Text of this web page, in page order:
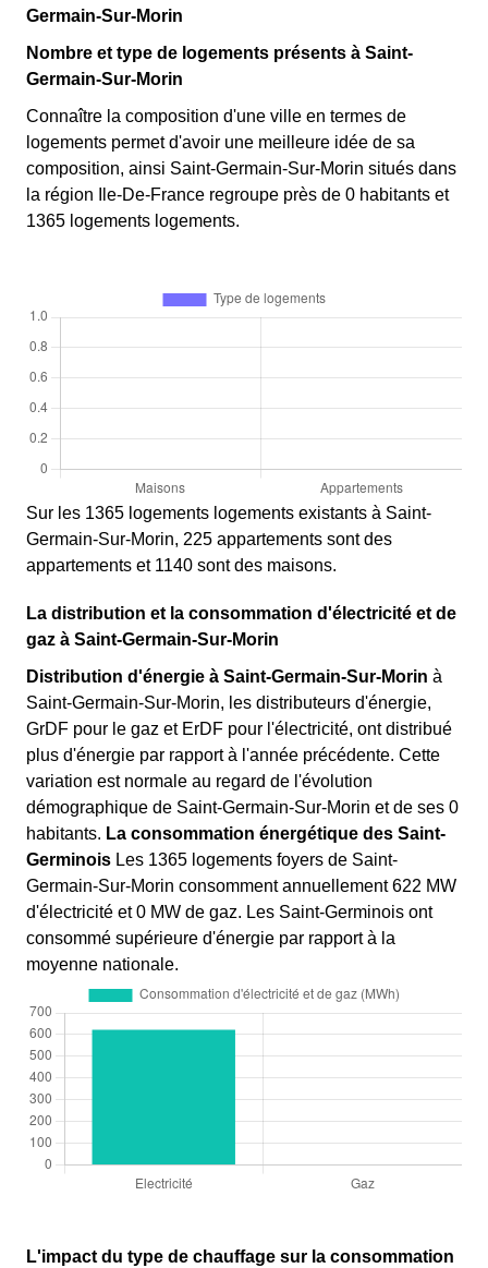
Germain-Sur-Morin
Nombre et type de logements présents à Saint-
Germain-Sur-Morin
Connaître la composition d'une ville en termes de
logements permet d'avoir une meilleure idée de sa
composition, ainsi Saint-Germain-Sur-Morin situés dans
la région Ile-De-France regroupe près de 0 habitants et
1365 logements logements.
Sur les 1365 logements logements existants à Saint-
Germain-Sur-Morin, 225 appartements sont des
appartements et 1140 sont des maisons.
La distribution et la consommation d'électricité et de
gaz à Saint-Germain-Sur-Morin
Distribution d'énergie à Saint-Germain-Sur-Morin à
Saint-Germain-Sur-Morin, les distributeurs d'énergie,
GrDF pour le gaz et ErDF pour l'électricité, ont distribué
plus d'énergie par rapport à l'année précédente. Cette
variation est normale au regard de l'évolution
démographique de Saint-Germain-Sur-Morin et de ses 0
habitants. La consommation énergétique des Saint-
Germinois Les 1365 logements foyers de Saint-
Germain-Sur-Morin consomment annuellement 622 MW
d'électricité et 0 MW de gaz. Les Saint-Germinois ont
consommé supérieure d'énergie par rapport à la
moyenne nationale.
L'impact du type de chauffage sur la consommation